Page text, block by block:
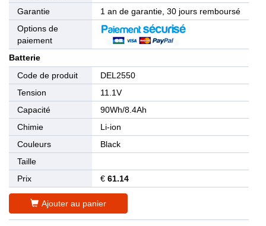
Garantie
1 an de garantie, 30 jours remboursé
Options de
paiement
Batterie
Code de produit
DEL2550
Tension
11.1V
Capacité
90Wh/8.4Ah
Chimie
Li-ion
Couleurs
Black
Taille
Prix
€ 61.14
Ajouter au panier